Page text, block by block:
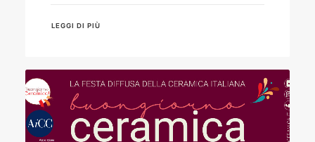
LEGGI DI PIÙ